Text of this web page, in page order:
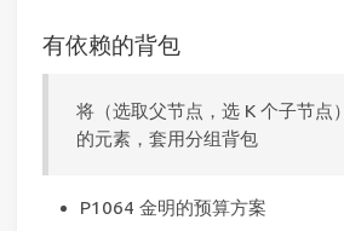
有依赖的背包
将（选取父节点，选 K 个子节点
的元素，套用分组背包
P1064 金明的预算方案